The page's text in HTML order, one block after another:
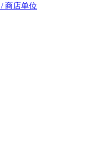
商店单位